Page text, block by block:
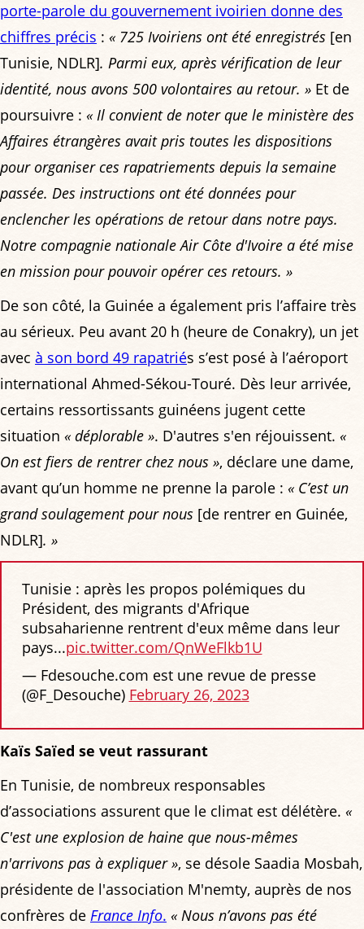
porte-parole du gouvernement ivoirien donne des
chiffres précis : « 725 Ivoiriens ont été enregistrés [en
Tunisie, NDLR]. Parmi eux, après vérification de leur
identité, nous avons 500 volontaires au retour. » Et de
poursuivre : « Il convient de noter que le ministère des
Affaires étrangères avait pris toutes les dispositions
pour organiser ces rapatriements depuis la semaine
passée. Des instructions ont été données pour
enclencher les opérations de retour dans notre pays.
Notre compagnie nationale Air Côte d'Ivoire a été mise
en mission pour pouvoir opérer ces retours. »
De son côté, la Guinée a également pris l’affaire très
au sérieux. Peu avant 20 h (heure de Conakry), un jet
avec à son bord 49 rapatriés s’est posé à l’aéroport
international Ahmed-Sékou-Touré. Dès leur arrivée,
certains ressortissants guinéens jugent cette
situation « déplorable ». D'autres s'en réjouissent. «
On est fiers de rentrer chez nous », déclare une dame,
avant qu’un homme ne prenne la parole : « C’est un
grand soulagement pour nous [de rentrer en Guinée,
NDLR]. »
Tunisie : après les propos polémiques du
Président, des migrants d'Afrique
subsaharienne rentrent d'eux même dans leur
pays...pic.twitter.com/QnWeFlkb1U
— Fdesouche.com est une revue de presse
(@F_Desouche) February 26, 2023
Kaïs Saïed se veut rassurant
En Tunisie, de nombreux responsables
d’associations assurent que le climat est délétère. «
C'est une explosion de haine que nous-mêmes
n'arrivons pas à expliquer », se désole Saadia Mosbah,
présidente de l'association M'nemty, auprès de nos
confrères de France Info. « Nous n’avons pas été